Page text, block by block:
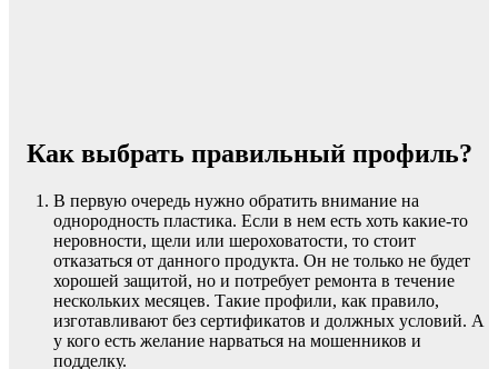
Как выбрать правильный профиль?
В первую очередь нужно обратить внимание на
однородность пластика. Если в нем есть хоть какие-то
неровности, щели или шероховатости, то стоит
отказаться от данного продукта. Он не только не будет
хорошей защитой, но и потребует ремонта в течение
нескольких месяцев. Такие профили, как правило,
изготавливают без сертификатов и должных условий. А
у кого есть желание нарваться на мошенников и
подделку.